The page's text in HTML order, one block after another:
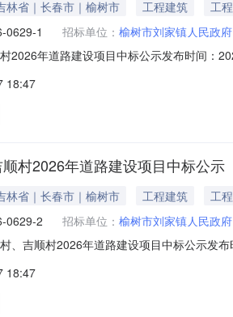
林省｜长春市｜榆树市 工程建筑
工程
0629-1 招标单位： 榆树市刘家镇人民政府
2026年道路建设项目中标公示发布时间：
项目经理：赵金花证书名称及编号：二级
18:47
村2026年道路建设项目中标公示
林省｜长春市｜榆树市 工程建筑
工程
0629-2 招标单位： 榆树市刘家镇人民政府
、吉顺村2026年道路建设项目中标公示发
目经理：付星阁证书名称及编号：二级注
18:47